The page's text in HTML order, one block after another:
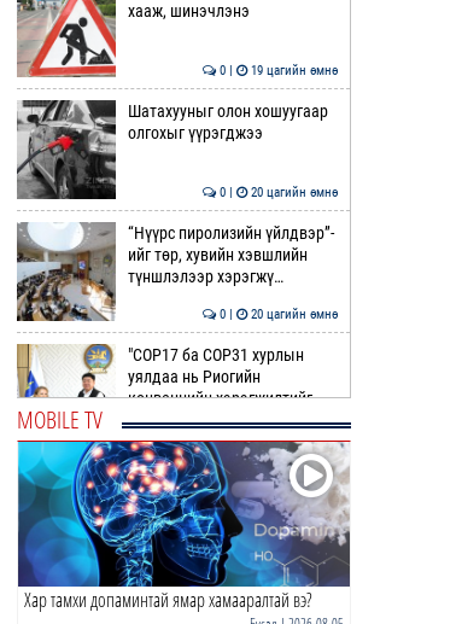
хааж, шинэчлэнэ
0 | 19 цагийн өмнө
Шатахууныг олон хошуугаар
олгохыг үүрэгджээ
0 | 20 цагийн өмнө
“Нүүрс пиролизийн үйлдвэр”-
ийг төр, хувийн хэвшлийн
түншлэлээр хэрэгжү…
0 | 20 цагийн өмнө
"COP17 ба COP31 хурлын
уялдаа нь Риогийн
конвенцийн хэрэгжилтийг
ахиул…
Монгол төрийн парадокс нь
шатахуун
0 | 21 цагийн өмнө
Б.Пүрэвдагва: Найман
MOBILE TV
Хар тамхи допаминтай ямар хамааралтай вэ?